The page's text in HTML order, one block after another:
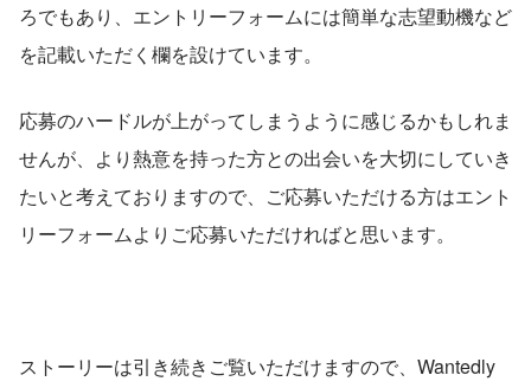
ろでもあり、エントリーフォームには簡単な志望動機など
を記載いただく欄を設けています。
応募のハードルが上がってしまうように感じるかもしれま
せんが、より熱意を持った方との出会いを大切にしていき
たいと考えておりますので、ご応募いただける方はエント
リーフォームよりご応募いただければと思います。
ストーリーは引き続きご覧いただけますので、Wantedly